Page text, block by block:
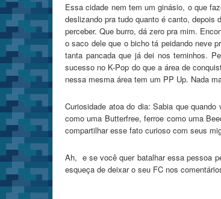
Essa cidade nem tem um ginásio, o que
deslizando pra tudo quanto é canto,
perceber. Que burro, dá zero pra mim.
o saco dele que o bicho tá peidando neve
tanta pancada que já dei nos terninhos.
sucesso no K-Pop do que a área de
nessa mesma área tem um PP Up. Nada
Curiosidade atoa do dia: Sabia que
como uma Butterfree, ferroe como uma
compartilhar esse fato curioso com seus
Ah, e se você quer batalhar essa pessoa
esqueça de deixar o seu FC nos